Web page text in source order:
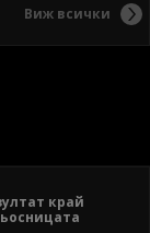
Виж всички
край